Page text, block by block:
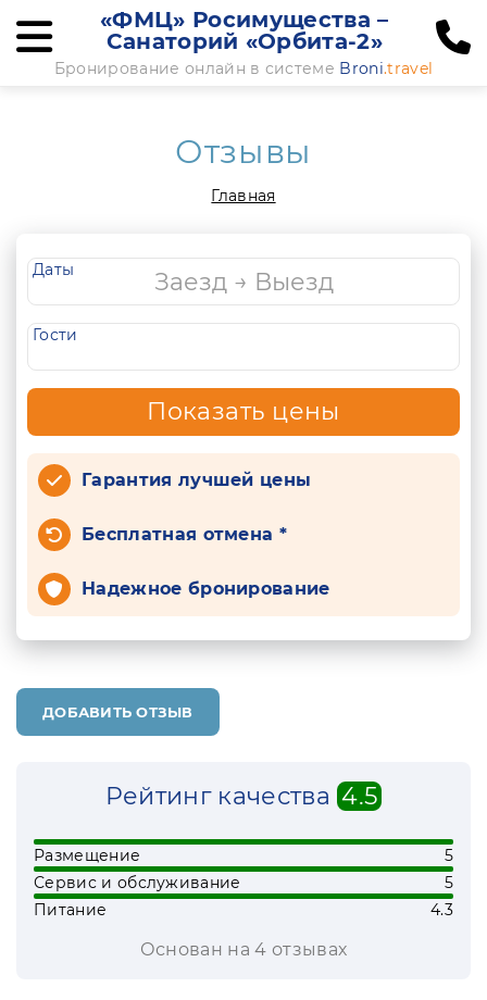
«ФМЦ» Росимущества –
Санаторий «Орбита-2»
Бронирование онлайн в системе Broni.travel
Отзывы
Главная
Даты
Гости
Показать цены
Гарантия лучшей цены
Бесплатная отмена *
Надежное бронирование
ДОБАВИТЬ ОТЗЫВ
Рейтинг качества4.5
Размещение
5
Сервис и обслуживание
5
Питание
4.3
Основан на 4 отзывах